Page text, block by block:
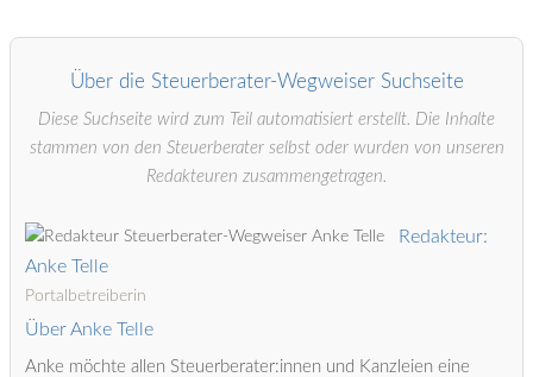
Über die Steuerberater-Wegweiser Suchseite
Diese Suchseite wird zum Teil automatisiert erstellt. Die Inhalte
stammen von den Steuerberater selbst oder wurden von unseren
Redakteuren zusammengetragen.
Redakteur:
Anke Telle
Portalbetreiberin
Über Anke Telle
Anke möchte allen Steuerberater:innen und Kanzleien eine